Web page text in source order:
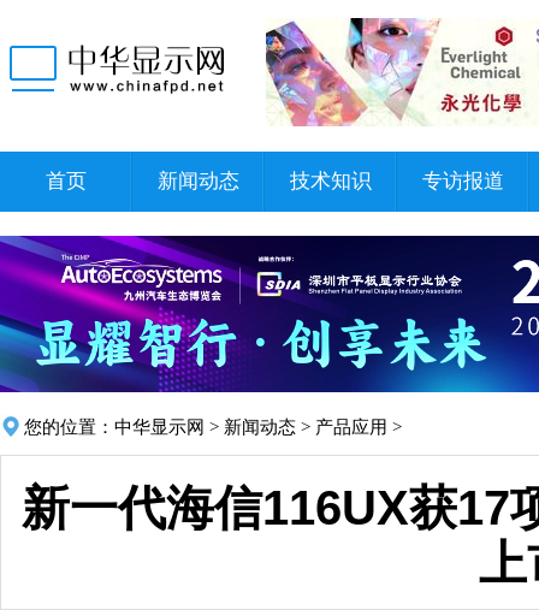
首页 新闻动态 技术知识 专访报道
您的位置： 中华显示网 > 新闻动态 > 产品应用 >
新一代海信116UX获17
上